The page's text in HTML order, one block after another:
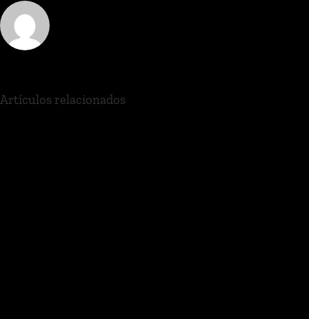
Artículos relacionados